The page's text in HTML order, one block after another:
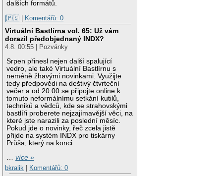
dalších formátů.
|🇵🇸 | Komentářů: 0
Virtuální Bastlírna vol. 65: Už vám
dorazil předobjednaný INDX?
4.8. 00:55 | Pozvánky
Srpen přinesl nejen další spalující
vedro, ale také Virtuální Bastlírnu s
neméně žhavými novinkami. Využijte
tedy předpovědi na deštivý čtvrteční
večer a od 20:00 se připojte online k
tomuto neformálnímu setkání kutilů,
techniků a vědců, kde se strahovskými
bastlíři proberete nejzajímavější věci, na
které jste narazili za poslední měsíc.
Pokud jde o novinky, řeč zcela jistě
přijde na systém INDX pro tiskárny
Průša, který na konci
…více »
bkralik
Komentářů: 0